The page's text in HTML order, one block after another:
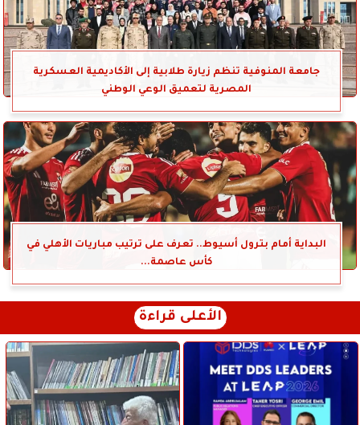
جامعة المنوفية تنظم زيارة طلابية إلى الأكاديمية العسكرية
المصرية لتعميق الوعي الوطني
البداية أمام بترول أسيوط.. تعرف على ترتيب مباريات الأهلي في
كأس عاصمة...
الأعلى قراءة